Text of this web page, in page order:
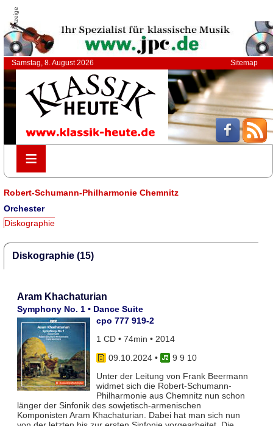
Anzeige
Samstag, 8. August 2026 Sitemap
≡
≡
Robert-Schumann-Philharmonie Chemnitz
Orchester
Diskographie
Diskographie (15)
Aram Khachaturian
Symphony No. 1 • Dance Suite
cpo 777 919-2
1 CD • 74min • 2014
09.10.2024•
9 9 10
Unter der Leitung von Frank Beermann
widmet sich die Robert-Schumann-
Philharmonie aus Chemnitz nun schon
länger der Sinfonik des sowjetisch-armenischen
Komponisten Aram Khachaturian. Dabei hat man sich nun